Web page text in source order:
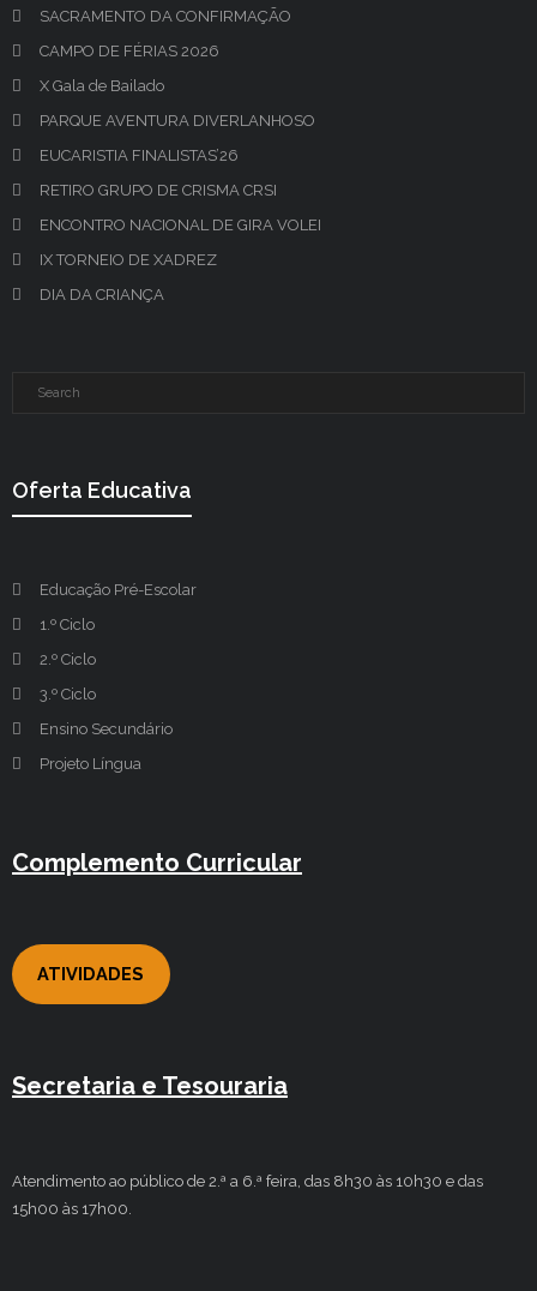
SACRAMENTO DA CONFIRMAÇÃO
CAMPO DE FÉRIAS 2026
X Gala de Bailado
PARQUE AVENTURA DIVERLANHOSO
EUCARISTIA FINALISTAS’26
RETIRO GRUPO DE CRISMA CRSI
ENCONTRO NACIONAL DE GIRA VOLEI
IX TORNEIO DE XADREZ
DIA DA CRIANÇA
Oferta Educativa
Educação Pré-Escolar
1.º Ciclo
2.º Ciclo
3.º Ciclo
Ensino Secundário
Projeto Língua
Complemento Curricular
ATIVIDADES
Secretaria e Tesouraria
Atendimento ao público de 2.ª a 6.ª feira, das 8h30 às 10h30 e das
15h00 às 17h00.